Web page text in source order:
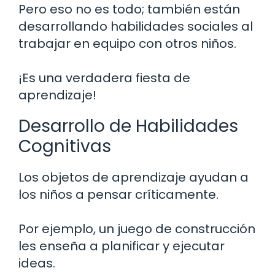
Pero eso no es todo; también están
desarrollando habilidades sociales al
trabajar en equipo con otros niños.
¡Es una verdadera fiesta de
aprendizaje!
Desarrollo de Habilidades
Cognitivas
Los objetos de aprendizaje ayudan a
los niños a pensar críticamente.
Por ejemplo, un juego de construcción
les enseña a planificar y ejecutar
ideas.